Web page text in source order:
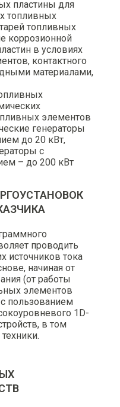
пластины для
топливных
топливных
коррозионной
в условиях
контактного
материалами,
элементов
генераторы
до 20 кВт,
с
– до 200 кВт
проводить
источников тока
начиная от
(от работы
элементов
пользованием
1D-
в том